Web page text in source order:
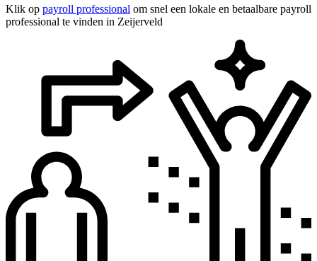
Klik op payroll professional om snel een lokale en betaalbare payroll
professional te vinden in Zeijerveld